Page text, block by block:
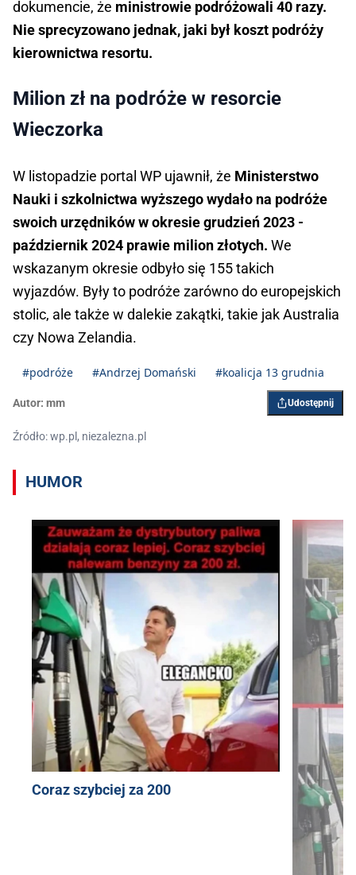
dokumencie, że ministrowie podróżowali 40 razy.
Nie sprecyzowano jednak, jaki był koszt podróży
kierownictwa resortu.
Milion zł na podróże w resorcie
Wieczorka
W listopadzie portal WP ujawnił, że Ministerstwo
Nauki i szkolnictwa wyższego wydało na podróże
swoich urzędników w okresie grudzień 2023 -
październik 2024 prawie milion złotych. We
wskazanym okresie odbyło się 155 takich
wyjazdów. Były to podróże zarówno do europejskich
stolic, ale także w dalekie zakątki, takie jak Australia
czy Nowa Zelandia.
#podróże #Andrzej Domański #koalicja 13 grudnia
Autor: mm Udostępnij
Źródło: wp.pl, niezalezna.pl
HUMOR
Coraz szybciej za 200